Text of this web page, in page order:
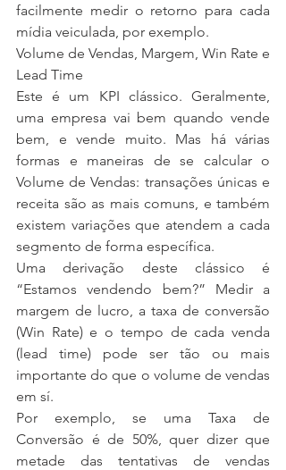
facilmente medir o retorno para cada
mídia veiculada, por exemplo.
Volume de Vendas, Margem, Win Rate e
Lead Time
Este é um KPI clássico. Geralmente,
uma empresa vai bem quando vende
bem, e vende muito. Mas há várias
formas e maneiras de se calcular o
Volume de Vendas: transações únicas e
receita são as mais comuns, e também
existem variações que atendem a cada
segmento de forma específica.
Uma derivação deste clássico é
“Estamos vendendo bem?” Medir a
margem de lucro, a taxa de conversão
(Win Rate) e o tempo de cada venda
(lead time) pode ser tão ou mais
importante do que o volume de vendas
em sí.
Por exemplo, se uma Taxa de
Conversão é de 50%, quer dizer que
metade das tentativas de vendas